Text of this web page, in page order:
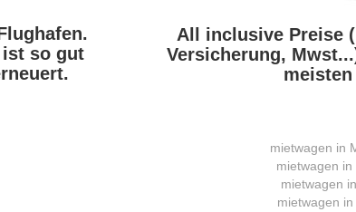
ist so gut
All inclusive Preise
Versicherung,
mietwagen in
mietwagen
mietwagen
mietwagen